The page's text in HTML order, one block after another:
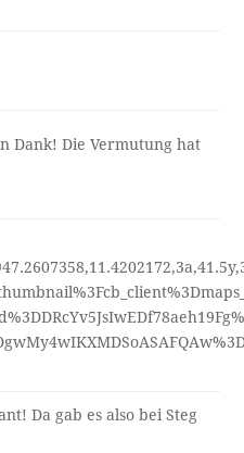
Dank! Die Vermutung hat
Da gab es also bei Steg